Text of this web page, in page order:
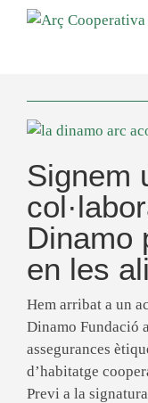
Signem
Dinamo
en les
Hem arribat a un
Dinamo Fundació
assegurances
d’habitatge
Previ a la